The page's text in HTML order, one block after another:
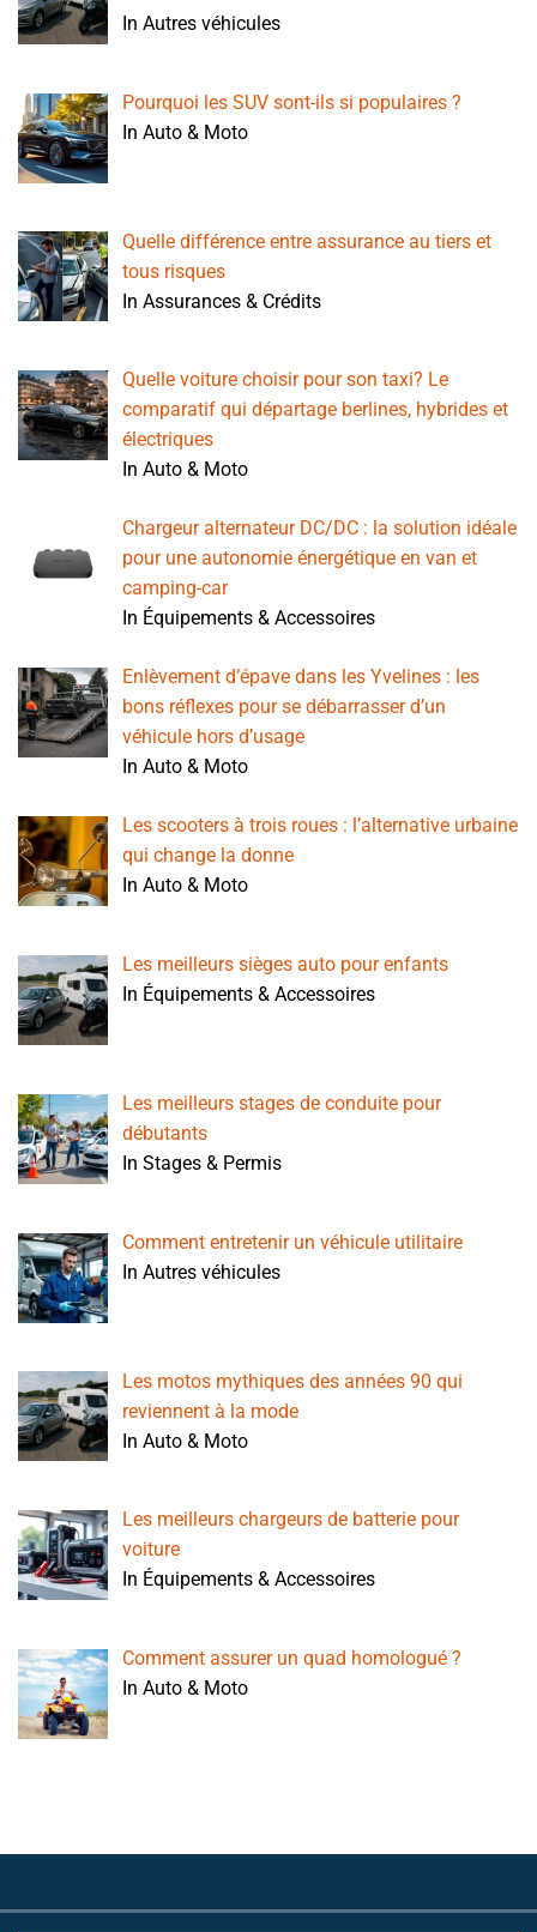
In Autres véhicules
Pourquoi les SUV sont-ils si populaires ?
In Auto & Moto
Quelle différence entre assurance au tiers et
tous risques
In Assurances & Crédits
Quelle voiture choisir pour son taxi? Le
comparatif qui départage berlines, hybrides et
électriques
In Auto & Moto
Chargeur alternateur DC/DC : la solution idéale
pour une autonomie énergétique en van et
camping-car
In Équipements & Accessoires
Enlèvement d’épave dans les Yvelines : les
bons réflexes pour se débarrasser d’un
véhicule hors d’usage
In Auto & Moto
Les scooters à trois roues : l’alternative urbaine
qui change la donne
In Auto & Moto
Les meilleurs sièges auto pour enfants
In Équipements & Accessoires
Les meilleurs stages de conduite pour
débutants
In Stages & Permis
Comment entretenir un véhicule utilitaire
In Autres véhicules
Les motos mythiques des années 90 qui
reviennent à la mode
In Auto & Moto
Les meilleurs chargeurs de batterie pour
voiture
In Équipements & Accessoires
Comment assurer un quad homologué ?
In Auto & Moto